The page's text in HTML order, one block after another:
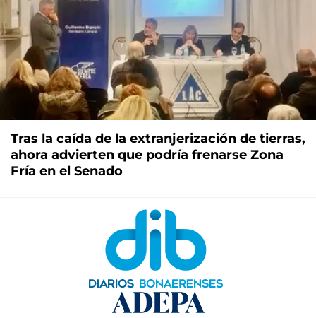
Tras la caída de la extranjerización de tierras,
ahora advierten que podría frenarse Zona
Fría en el Senado